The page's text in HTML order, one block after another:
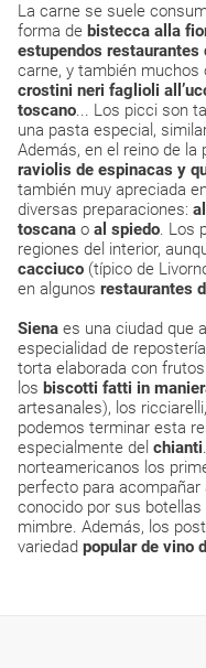
La carne se suele
forma de bistecca alla
estupendos restaurantes
carne, y también muchos
crostini neri faglioli
toscano... Los picci son
una pasta especial,
Además, en el reino de
raviolis de espinacas y
también muy apreciada
diversas preparaciones:
toscana o al spiedo. Los
regiones del interior,
cacciuco (típico de
en algunos restaurantes
Siena es una ciudad que
especialidad de
torta elaborada con
los biscotti fatti in
artesanales), los
podemos terminar esta
especialmente del chianti
norteamericanos los
perfecto para
conocido por sus
mimbre. Además, los
variedad popular de vino